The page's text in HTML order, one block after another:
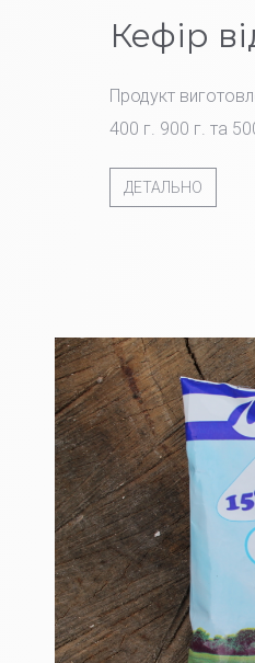
Кефір
Продукт
400 г. 900 г. та
ДЕТАЛЬНО